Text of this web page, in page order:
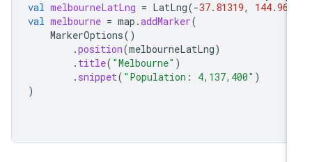
val melbourneLatLng = LatLng(- 37.81319 ,
val melbourne = map.addMarker
MarkerOptions
.position(melbourneLatLng
.title("Melbourne"
.snippet("Population: 4,137,400"